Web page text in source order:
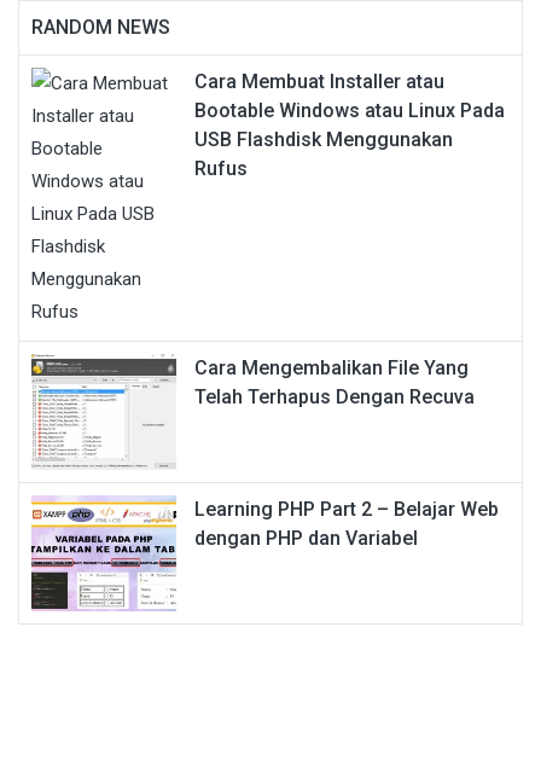
RANDOM NEWS
Cara Membuat Installer atau
Bootable Windows atau Linux Pada
USB Flashdisk Menggunakan
Rufus
Cara Mengembalikan File Yang
Telah Terhapus Dengan Recuva
Learning PHP Part 2 – Belajar Web
dengan PHP dan Variabel